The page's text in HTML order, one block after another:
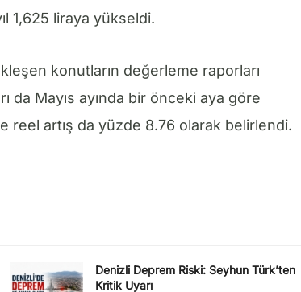
1,625 liraya yükseldi.
konutların değerleme raporları
da Mayıs ayında bir önceki aya göre
reel artış da yüzde 8.76 olarak belirlendi.
Denizli Deprem Riski: Seyhun Türk’ten
Kritik Uyarı